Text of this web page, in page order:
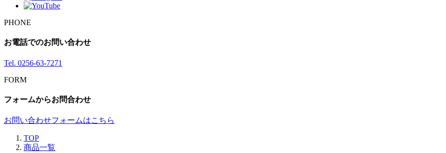
PHONE
お電話でのお問い合わせ
Tel. 0256-63-7271
FORM
フォームからお問合わせ
お問い合わせフォームはこちら
TOP
商品一覧